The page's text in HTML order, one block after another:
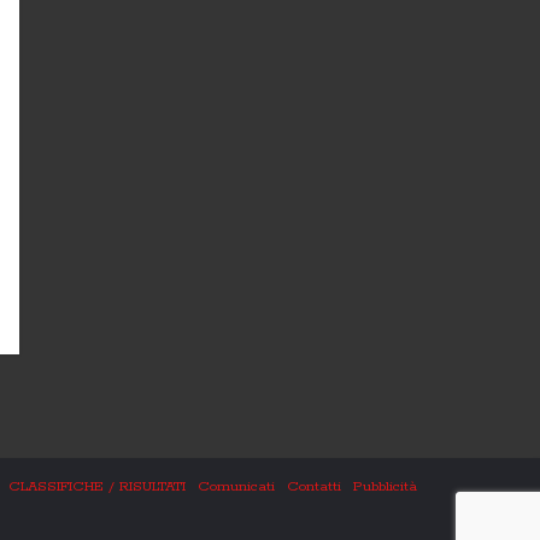
CLASSIFICHE / RISULTATI Comunicati Contatti Pubblicità